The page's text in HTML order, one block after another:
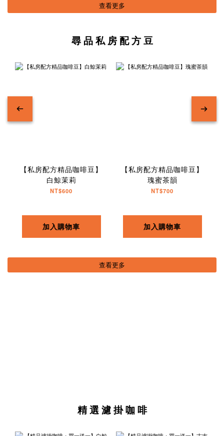
查看更多
尋 品 私 房 配 方 豆
【私房配方精品咖啡豆】
白鯨茉莉
NT$600
加入購物車
【私房配方精品咖啡豆】
瑰蜜茶韻
NT$700
加入購物車
查看更多
精 選 濾 掛 咖 啡